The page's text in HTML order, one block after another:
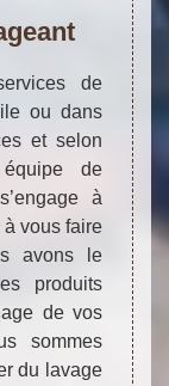
de
ou dans
et selon
de
à
vous faire
avons le
produits
de vos
sommes
du lavage